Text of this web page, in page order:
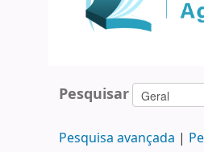
Pesquisar
Pesquisa avançada